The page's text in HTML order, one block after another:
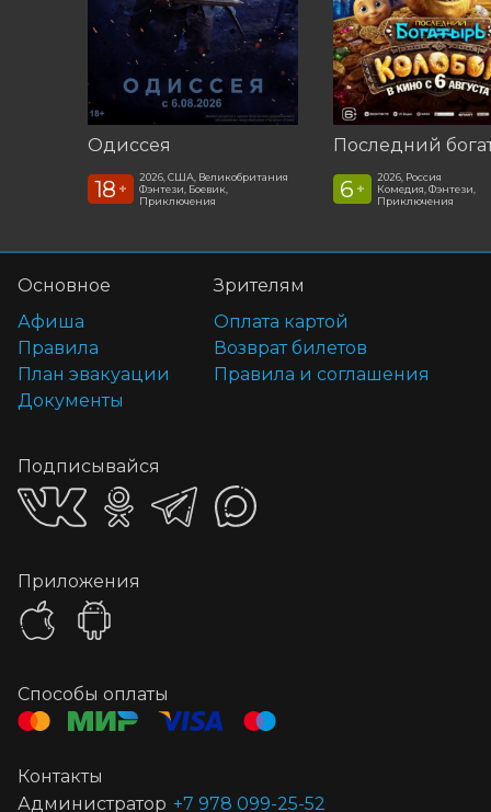
Одиссея
18 +
2026, США, Великобритания
Фэнтези, Боевик,
Приключения
6 +
2026, Россия
Комедия, Фэнтези,
Приключения
Основное
Афиша
Правила
План эвакуации
Документы
Зрителям
Оплата картой
Возврат билетов
Правила и соглашения
Подписывайся
Приложения
Способы оплаты
Контакты
Администратор +7 978 099-25-52